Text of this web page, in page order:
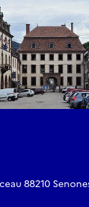
88210